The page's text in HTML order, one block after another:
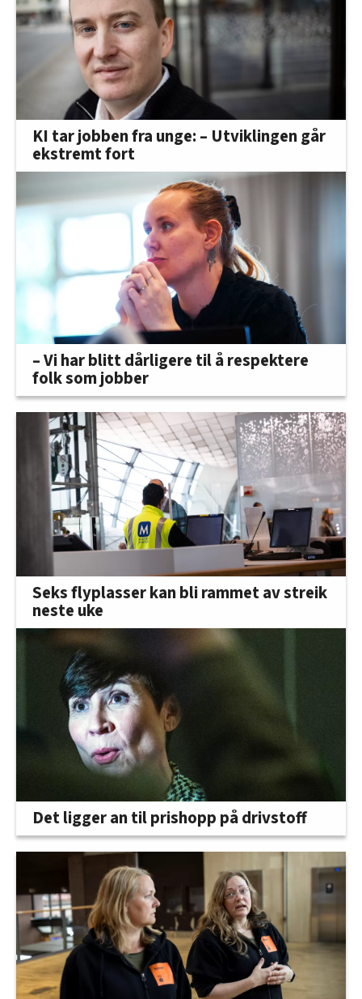
KI tar jobben fra unge: – Utviklingen går
ekstremt fort
– Vi har blitt dårligere til å respektere
folk som jobber
Seks flyplasser kan bli rammet av streik
neste uke
Det ligger an til prishopp på drivstoff